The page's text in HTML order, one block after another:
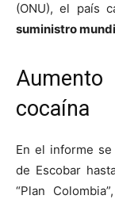
(ONU), el país
suministro
cocaína
En el informe
de Escobar
“Plan